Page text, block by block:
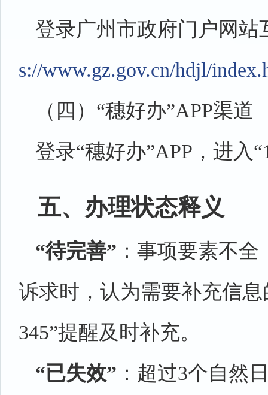
登录广州市政府门户网站
s://www.gz.gov.cn/hdjl/
（四）“穗好办”APP渠道
登录“穗好办”APP，进入
五、办理状态释义
“待完善” ：事项要素不
诉求时，认为需要补充信
345”提醒及时补充。
“已失效” ：超过3个自然